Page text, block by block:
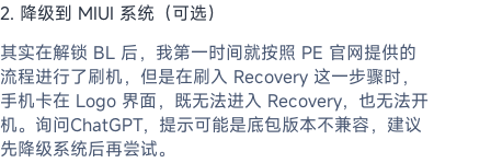
2. 降级到 MIUI 系统（可选）
其实在解锁 BL 后，我第一时间就按照 PE 官网提供的
流程进行了刷机，但是在刷入 Recovery 这一步骤时，
手机卡在 Logo 界面，既无法进入 Recovery，也无法开
机。询问ChatGPT，提示可能是底包版本不兼容，建议
先降级系统后再尝试。